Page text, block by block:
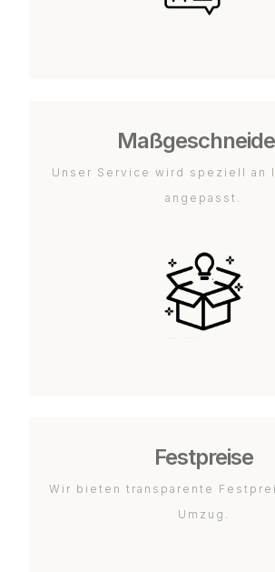
Unser Service wird speziell an
angepasst.
Festpreise
Wir bieten transparente
Umzug.